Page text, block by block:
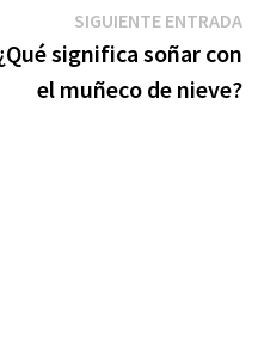
SIGUIENTE ENTRADA
significa soñar con
el muñeco de nieve?